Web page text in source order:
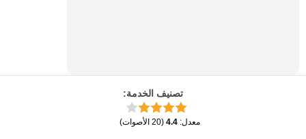
تصنيف الخدمة:
معدل:
4.4
(
20 الأصوات)